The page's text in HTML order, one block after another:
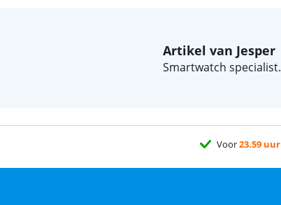
Artikel van Jesper
Smartwatch specialist.
Voor23.59 uur